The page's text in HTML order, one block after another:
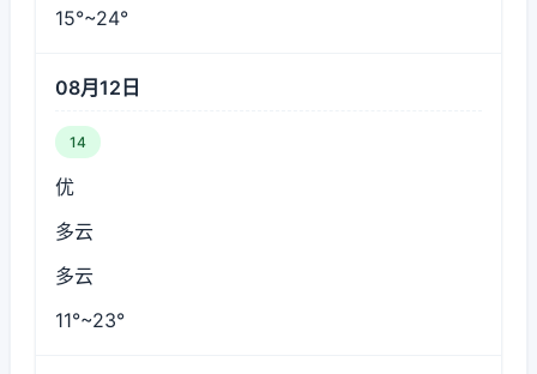
15°~24°
08月12日
14
优
多云
多云
11°~23°